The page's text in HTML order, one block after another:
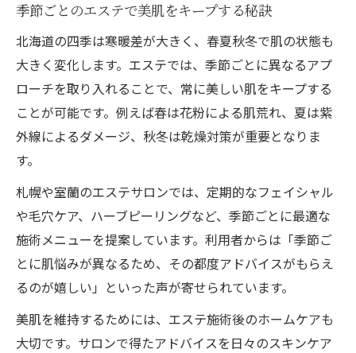
れ
エステ施術前のヒアリングで満足感アップ
初めてのエステでも安心できるサポート体
制
エステで心身を癒すリラクゼーション体験
札幌室蘭で評判のリラクゼーション施術紹
仕事帰りでも通いやすいエステの工夫
完全個室で満喫するリラクゼーションの魅
力
リラックスできるエステサロンの選び方
季節ごとのエステで美肌をキープする秘訣
北海道の四季は寒暖差が大きく、春夏秋冬で肌の状態も
大きく変化します。エステでは、季節ごとに異なるアプ
ローチを取り入れることで、常に美しい肌をキープする
ことが可能です。例えば春は花粉による肌荒れ、夏は紫
外線によるダメージ、秋冬は乾燥対策が重要となりま
す。
札幌や室蘭のエステサロンでは、定期的なフェイシャル
や毛穴ケア、ハーブピーリングなど、季節ごとに最適な
施術メニューを提案しています。利用者からは「季節ご
とに肌悩みが異なるため、その都度アドバイスがもらえ
るのが嬉しい」といった声が寄せられています。
美肌を維持するためには、エステ施術後のホームケアも
大切です。サロンで得たアドバイスを日々のスキンケア